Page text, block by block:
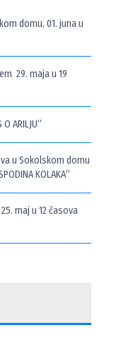
domu, 01. juna u
29. maja u 19
ARILJU”
u Sokolskom domu
KOLAKA”
maj u 12 časova